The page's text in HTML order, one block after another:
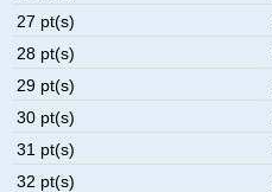
27 pt(s)
28 pt(s)
29 pt(s)
30 pt(s)
31 pt(s)
32 pt(s)